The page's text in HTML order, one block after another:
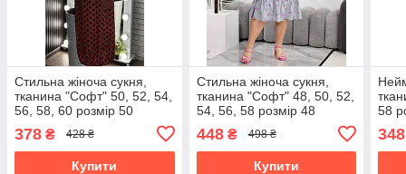
Стильна жіноча сукня,
тканина "Софт" 50, 52, 54,
56, 58, 60 розмір 50
378 ₴ 428 ₴
Купити
Стильна жіноча сукня,
тканина "Софт" 48, 50, 52,
54, 56, 58 розмір 48
448₴ 498 ₴
Купити
58
348